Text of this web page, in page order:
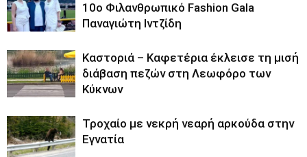
10ο Φιλανθρωπικό Fashion Gala
Παναγιώτη Ιντζίδη
Καστοριά – Καφετέρια έκλεισε τη μισή
διάβαση πεζών στη Λεωφόρο των
Κύκνων
Τροχαίο με νεκρή νεαρή αρκούδα στην
Εγνατία